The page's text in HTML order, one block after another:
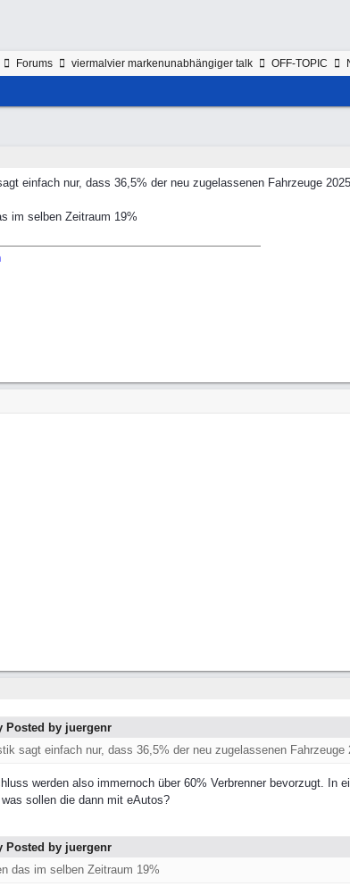
Forums viermalvier markenunabhängiger talk OFF-TOPIC
einfach nur, dass 36,5% der neu zugelassenen Fahrzeuge
im selben Zeitraum 19%
Posted by juergenr
sagt einfach nur, dass 36,5% der neu zugelassenen
werden also immernoch über 60% Verbrenner bevorzugt.
was sollen die dann mit eAutos?
Posted by juergenr
das im selben Zeitraum 19%